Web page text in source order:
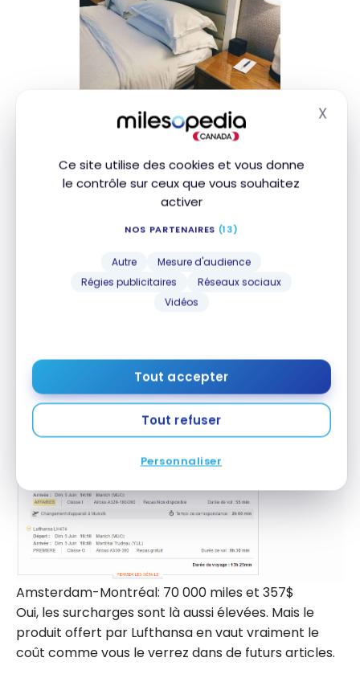
Ce site utilise des cookies et vous donne
le contrôle sur ceux que vous souhaitez
activer
NOS PARTENAIRES (13)
Autre
Mesure d'audience
Régies publicitaires
Réseaux sociaux
Vidéos
Tout accepter
Tout refuser
Personnaliser
X
Audrey ayant récemment obtenu75 000 points-
privilèges grâce à la souscription à sa carte de
Platine, elle a décidé de me les offrir pour mon
anniversaire pour que je puisse financer ce voyage
qui coûte 70 000 miles aéroplan (tarif de la
Première Classe entre Europe 1 et Amérique du
Et comme j’adore voyager, j’ai là aussi choisi de
multiplier les correspondances… pour le plaisir de
Voici donc mon itinéraire:
Amsterdam-Montréal: 70 000 miles et 357$
Oui, les surcharges sont là aussi élevées. Mais le
produit offert par Lufthansa en vaut vraiment le
coût comme vous le verrez dans de futurs articles.